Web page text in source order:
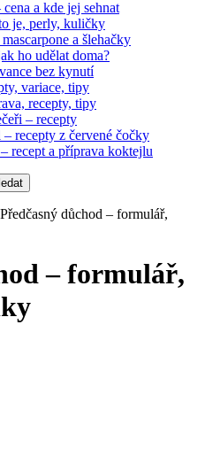
a kde jej sehnat
je, perly, kuličky
a šlehačky
ho udělat doma?
bez kynutí
variace, tipy
recepty, tipy
– recepty
recepty z červené čočky
recept a příprava koktejlu
Předčasný důchod – formulář,
– formulář,